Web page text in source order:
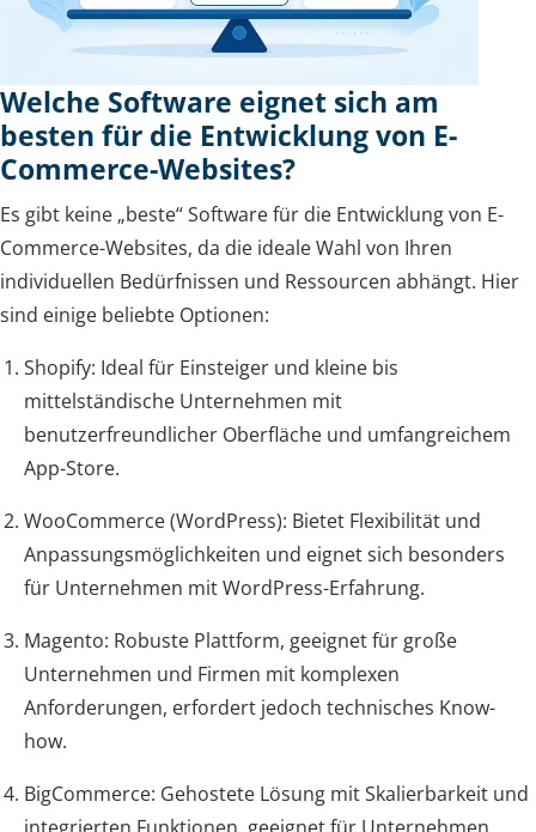
Welche Software eignet sich am
besten für die Entwicklung von E-
Commerce-Websites?
Es gibt keine „beste“ Software für die Entwicklung von E-
Commerce-Websites, da die ideale Wahl von Ihren
individuellen Bedürfnissen und Ressourcen abhängt. Hier
sind einige beliebte Optionen:
Shopify: Ideal für Einsteiger und kleine bis
mittelständische Unternehmen mit
benutzerfreundlicher Oberfläche und umfangreichem
App-Store.
WooCommerce (WordPress): Bietet Flexibilität und
Anpassungsmöglichkeiten und eignet sich besonders
für Unternehmen mit WordPress-Erfahrung.
Magento: Robuste Plattform, geeignet für große
Unternehmen und Firmen mit komplexen
Anforderungen, erfordert jedoch technisches Know-
how.
BigCommerce: Gehostete Lösung mit Skalierbarkeit und